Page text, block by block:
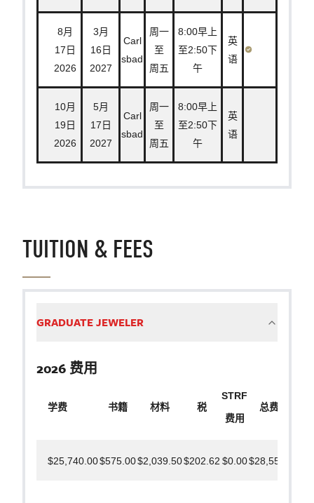
8月
17日
2026
3月
16日
2027
Carl
sbad
周一
至
周五
8:00早上
至2:50下
午
英
语
10月
19日
2026
5月
17日
2027
Carl
sbad
周一
至
周五
8:00早上
至2:50下
午
英
语
TUITION & FEES
GRADUATE JEWELER
2026 费用
学费 书籍 材料 税
STRF
费用
总费用
$25,740.00$575.00$2,039.50$202.62 $0.00$28,557.12